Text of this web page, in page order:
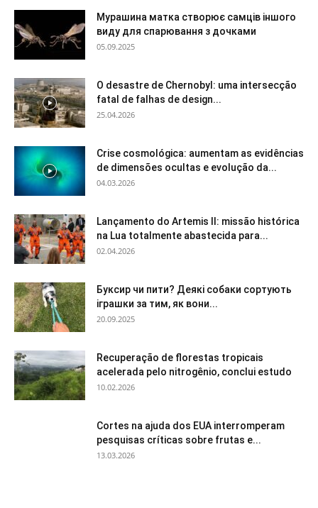
Мурашина матка створює самців іншого
виду для спарювання з дочками
05.09.2025
O desastre de Chernobyl: uma intersecção
fatal de falhas de design...
25.04.2026
Crise cosmológica: aumentam as evidências
de dimensões ocultas e evolução da...
04.03.2026
Lançamento do Artemis II: missão histórica
na Lua totalmente abastecida para...
02.04.2026
Буксир чи пити? Деякі собаки сортують
іграшки за тим, як вони...
20.09.2025
Recuperação de florestas tropicais
acelerada pelo nitrogênio, conclui estudo
10.02.2026
Cortes na ajuda dos EUA interromperam
pesquisas críticas sobre frutas e...
13.03.2026